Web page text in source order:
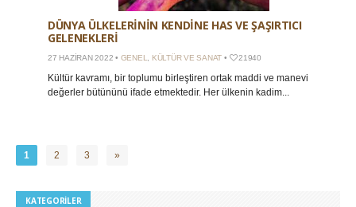
DÜNYA ÜLKELERININ KENDINE HAS VE ŞAŞIRTICI
GELENEKLERI
27 HAZIRAN 2022 • GENEL KÜLTÜR VE SANAT • 21940
Kültür kavramı, bir toplumu birleştiren ortak maddi ve manevi
değerler bütününü ifade etmektedir. Her ülkenin kadim...
1 2 3 »
KATEGORILER